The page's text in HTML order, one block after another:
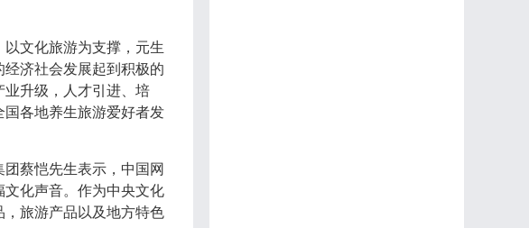
文化旅游为支撑，元生
济社会发展起到积极的
升级，人才引进、培
各地养生旅游爱好者发
蔡恺先生表示，中国网
化声音。作为中央文化
旅游产品以及地方特色